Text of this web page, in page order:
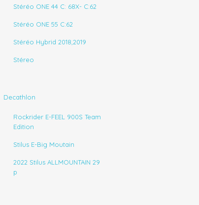
Stéréo ONE 44 C: 68X- C:62
Stéréo ONE 55 C:62
Stéréo Hybrid 2018,2019
Stéreo
Decathlon
Rockrider E-FEEL 900S Team
Edition
Stilus E-Big Moutain
2022 Stilus ALLMOUNTAIN 29
p